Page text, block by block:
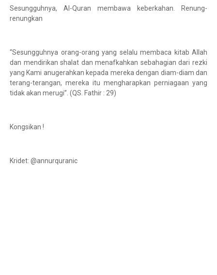
Sesungguhnya, Al-Quran membawa keberkahan. Renung-
renungkan
“Sesungguhnya orang-orang yang selalu membaca kitab Allah
dan mendirikan shalat dan menafkahkan sebahagian dari rezki
yang Kami anugerahkan kepada mereka dengan diam-diam dan
terang-terangan, mereka itu mengharapkan perniagaan yang
tidak akan merugi”. (QS. Fathir : 29)
Kongsikan !
Kridet: @annurquranic